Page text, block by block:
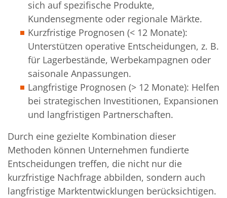
sich auf spezifische Produkte,
Kundensegmente oder regionale Märkte.
Kurzfristige Prognosen (< 12 Monate):
Unterstützen operative Entscheidungen, z. B.
für Lagerbestände, Werbekampagnen oder
saisonale Anpassungen.
Langfristige Prognosen (> 12 Monate): Helfen
bei strategischen Investitionen, Expansionen
und langfristigen Partnerschaften.
Durch eine gezielte Kombination dieser
Methoden können Unternehmen fundierte
Entscheidungen treffen, die nicht nur die
kurzfristige Nachfrage abbilden, sondern auch
langfristige Marktentwicklungen berücksichtigen.